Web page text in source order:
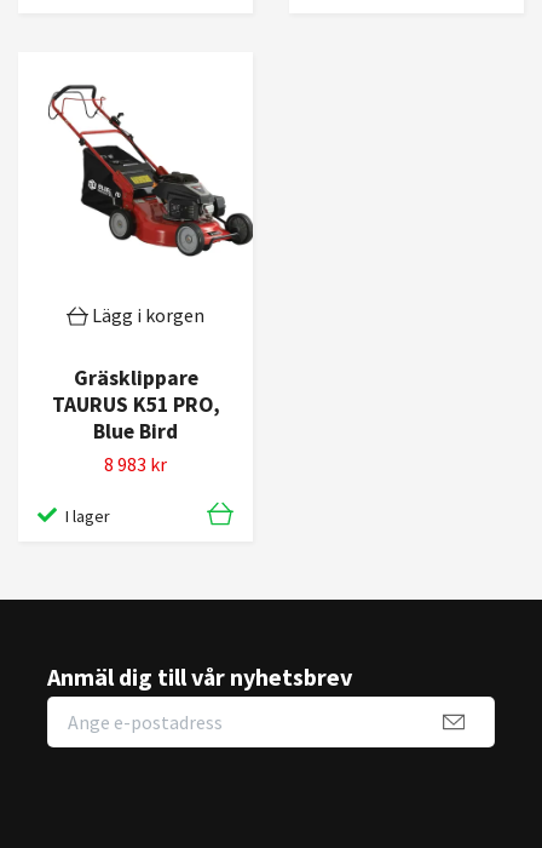
Lägg i korgen
Gräsklippare
TAURUS K51 PRO,
Blue Bird
8 983 kr
I lager
Anmäl dig till vår nyhetsbrev